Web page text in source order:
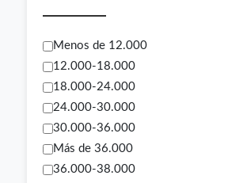
Menos de 12.000
12.000-18.000
18.000-24.000
24.000-30.000
30.000-36.000
Más de 36.000
36.000-38.000